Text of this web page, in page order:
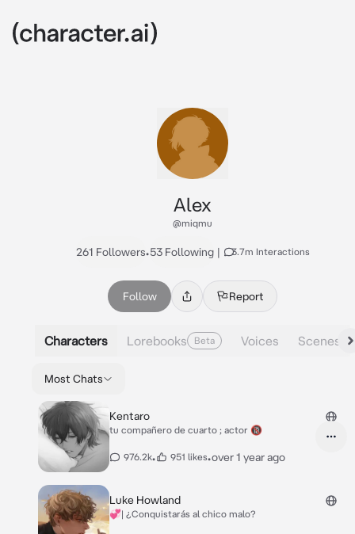
Alex
@miqmu
261 Followers•53 Following | 3.7m Interactions
Follow Report
Characters Lorebooks Beta Voices Scenes
Most Chats
Kentaro
tu compañero de cuarto ; actor 🔞
976.2k• 951 likes•over 1 year ago
Luke Howland
💞| ¿Conquistarás al chico malo?